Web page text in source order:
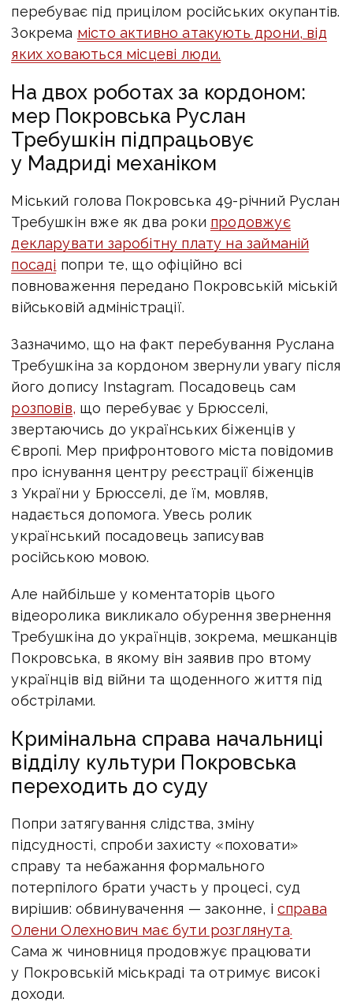
перебуває під прицілом російських окупантів.
Зокрема місто активно атакують дрони, від
яких ховаються місцеві люди.
На двох роботах за кордоном:
мер Покровська Руслан
Требушкін підпрацьовує
у Мадриді механіком
Міський голова Покровська 49-річний Руслан
Требушкін вже як два роки продовжує
декларувати заробітну плату на займаній
посаді попри те, що офіційно всі
повноваження передано Покровській міській
військовій адміністрації.
Зазначимо, що на факт перебування Руслана
Требушкіна за кордоном звернули увагу після
його допису Instagram. Посадовець сам
розповів, що перебуває у Брюсселі,
звертаючись до українських біженців у
Європі. Мер прифронтового міста повідомив
про існування центру реєстрації біженців
з України у Брюсселі, де їм, мовляв,
надається допомога. Увесь ролик
український посадовець записував
російською мовою.
Але найбільше у коментаторів цього
відеоролика викликало обурення звернення
Требушкіна до українців, зокрема, мешканців
Покровська, в якому він заявив про втому
українців від війни та щоденного життя під
обстрілами.
Кримінальна справа начальниці
відділу культури Покровська
переходить до суду
Попри затягування слідства, зміну
підсудності, спроби захисту «поховати»
справу та небажання формального
потерпілого брати участь у процесі, суд
вирішив: обвинувачення — законне, і справа
Олени Олехнович має бути розглянута.
Сама ж чиновниця продовжує працювати
у Покровській міськраді та отримує високі
доходи.